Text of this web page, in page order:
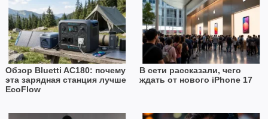
Обзор Bluetti AC180: почему
эта зарядная станция лучше
EcoFlow
В сети рассказали, чего
ждать от нового iPhone 17